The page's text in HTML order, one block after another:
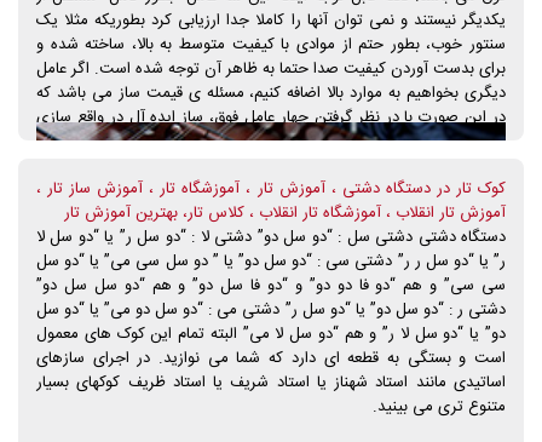
خواهیم برای آن هزینه کنیم باید حداقل ظاهر خوبی داشته باشد (شاید به
این علت که کاملا نو نوار و شیک جلوه کند) و تفاوت صدای سازهای مختلف
هم در آن محدوده قیمت چون برای آنها قابل تشخیص نیست و خیلی فرقی
نمی کند پس آن سازی را انتخاب می کنند که ظاهرش بهتر است.
یکدیگر نیستند و نمی توان آنها را کاملا جدا ارزیابی کرد بطوریکه مثلا یک
سنتور خوب، بطور حتم از موادی با کیفیت متوسط به بالا، ساخته شده و
برای بدست آوردن کیفیت صدا حتما به ظاهر آن توجه شده است. اگر عامل
دیگری بخواهیم به موارد بالا اضافه کنیم، مسئله ی قیمت ساز می باشد که
در این صورت با در نظر گرفتن چهار عامل فوق، ساز ایده آل در واقع سازی
است که تناسبی بین سه مورد اول با قیمت آن بر قرار باشد (به شرطی که
سازی با چه کیفیتی را خواهان است می توان به یک ساز، نام ساز "ایده ال"
را داد یعنی سازی که قیمت آن با کیفیتش تناسب داشته باشد، که البته این
امر برای اکثر خریداران ساز بسیار حائز اهمیت است، و هر چقدر یک هنرجو
برای خرید ساز بخواهد بیشتر هزینه کند این موضوع حساس تر نیز می
شود. کلیه ی سازها از لحاظ کیفیت عموما به سه محدوده تقسیم می شوند:
1- سازهای با کیفیت بالا 2- سازهایی با کیفیت متوسط 3- سازهای با کیفیت
پایین (بی کیفیت) حال شرح مختصری درباره ی کیفیت: اینکه که گفته می
شود سازی درجه یک یا دارای کیفیت بالایی است دقیقا به چه معنی است؟
برای کلیه ادوات موسیقی در وهله ی اول، "کیفیت صدای ساز"، حائز اهمیت
است سپس "کیفیت مواد بکار رفته" و بعد "ظاهر ساز". بنابراین آنچه که
کوک تار در دستگاه دشتی ، آموزش تار ، آموزشگاه تار ، آموزش ساز تار ،
آموزش تار انقلاب ، آموزشگاه تار انقلاب ، کلاس تار، بهترین آموزش تار
دستگاه دشتی دشتی سل : “دو سل دو” دشتی لا : “دو سل ر” یا “دو سل لا
ر” یا “دو سل ر ر” دشتی سی : “دو سل دو” یا ” دو سل سی می” یا “دو سل
سی سی” و هم “دو فا دو دو” و “دو فا سل دو” و هم “دو سل سل دو”
دشتی ر : “دو سل دو” یا “دو سل ر” دشتی می : “دو سل دو می” یا “دو سل
دو” یا “دو سل لا ر” و هم “دو سل لا می” البته تمام این کوک های معمول
است و بستگی به قطعه ای دارد که شما می نوازید. در اجرای سازهای
اساتیدی مانند استاد شهناز یا استاد شریف یا استاد ظریف کوکهای بسیار
متنوع تری می بینید.